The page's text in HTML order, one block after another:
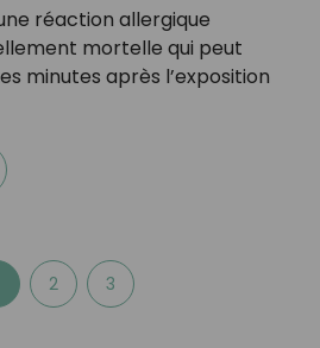
réaction allergique
mortelle qui peut
minutes après l’exposition
2 3